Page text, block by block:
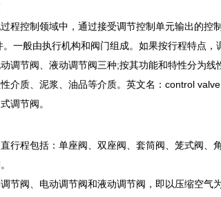
程控制领域中，通过接受调节控制单元输出的控
一般由执行机构和阀门组成。如果按行程特点
调节阀、液动调节阀三种;按其功能和特性分为
介质、泥浆、油品等介质。英文名：control
调节阀。
行程包括：单座阀、双座阀、套筒阀、笼式阀、
节阀、电动调节阀和液动调节阀，即以压缩空气